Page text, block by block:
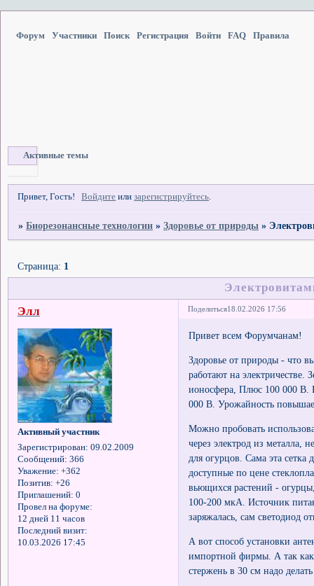
Форум Участники Поиск Регистрация Войти FAQ Правила
Активные темы
Привет, Гость! Войдите илизарегистрируйтесь.
»Биорезонансные технологии »Здоровье от природы »
Страница: 1
Поделиться18.02.2026 17:56
Элл
Активный участник
Зарегистрирован: 09.02.2009
Сообщений: 366
Уважение: +362
Позитив: +26
Приглашений: 0
Провел на форуме:
12 дней 11 часов
Последний визит:
10.03.2026 17:45
Привет всем Форумчанам!
Здоровье от природы - что
работают на
ионосфера, Плюс 100 000 В.
000 В. Урожайность
Можно пробовать
через электрод из
для огурцов. Сама эта
доступные по цене
вьющихся растений -
100-200 мкА. Источник
заряжалась, сам светодиод
А вот способ установки
импортной фирмы. А так
стержень в 30 см надо